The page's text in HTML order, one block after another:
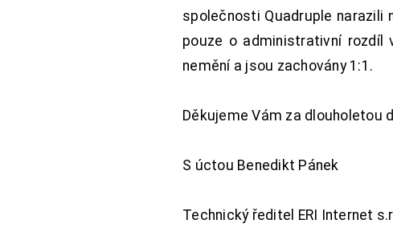
společnosti Quadruple narazili
pouze o administrativní rozdíl
nemění a jsou zachovány 1:1.
Děkujeme Vám za dlouholetou
S úctou Benedikt Pánek
Technický ředitel ERI Internet